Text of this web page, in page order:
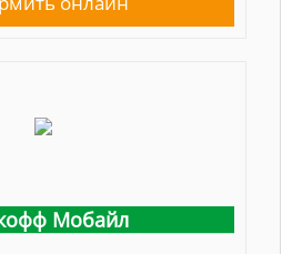
Мобайл